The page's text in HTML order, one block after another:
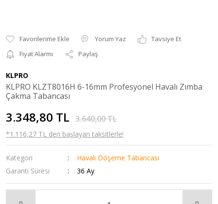
Yorum Yaz
Tavsiye Et
Fiyat Alarmı
Paylaş
KLPRO
KLPRO KLZT8016H 6-16mm Profesyonel Havalı Zımba
Çakma Tabancası
3.348,80 TL 3.640,00 TL
*1.116,27 TL den başlayan taksitlerle!
Kategori
Havalı Döşeme Tabancası
Garanti Süresi
36 Ay